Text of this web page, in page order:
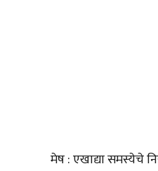
मेष : एखाद्या समस्येचे